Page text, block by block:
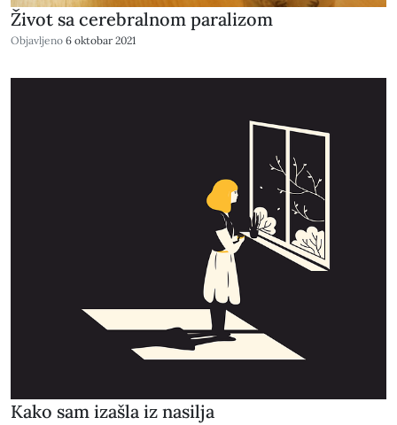
Život sa cerebralnom paralizom
Objavljeno 6 oktobar 2021
Kako sam izašla iz nasilja